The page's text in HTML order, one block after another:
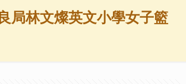
局林文燦英文小學女子籃